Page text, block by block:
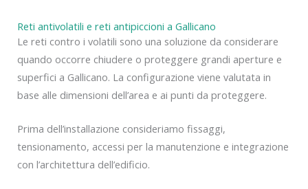
Reti antivolatili e reti antipiccioni a Gallicano
Le reti contro i volatili sono una soluzione da considerare
quando occorre chiudere o proteggere grandi aperture e
superfici a Gallicano. La configurazione viene valutata in
base alle dimensioni dell’area e ai punti da proteggere.
Prima dell’installazione consideriamo fissaggi,
tensionamento, accessi per la manutenzione e integrazione
con l’architettura dell’edificio.